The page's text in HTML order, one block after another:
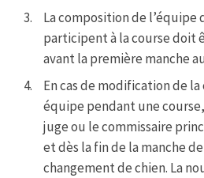
La composition de l’équipe
participent à la course doit
avant la première manche
En cas de modification de
équipe pendant une
juge ou le commissaire
et dès la fin de la manche
changement de chien. La